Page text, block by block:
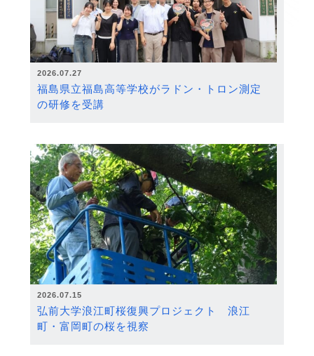
2026.07.27
福島県立福島高等学校がラドン・トロン測定
の研修を受講
2026.07.15
弘前大学浪江町桜復興プロジェクト 浪江
町・富岡町の桜を視察